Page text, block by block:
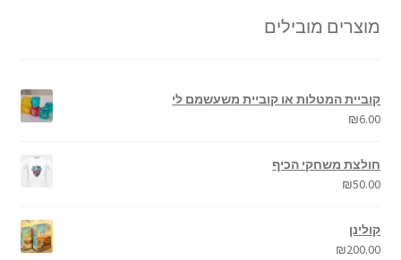
מוצרים מובילים
קוביית המטלות או קוביית משעשמם לי
₪6.00
חולצת משחקי הכיף
₪50.00
קולינן
₪200.00